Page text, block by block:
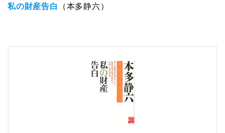
私の財産告白 （本多静六）